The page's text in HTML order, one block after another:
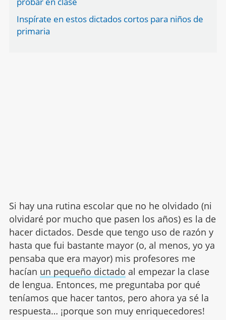
Inspírate en estos dictados cortos para niños de
primaria
Si hay una rutina escolar que no he olvidado (ni
olvidaré por mucho que pasen los años) es la de
hacer dictados. Desde que tengo uso de razón y
hasta que fui bastante mayor (o, al menos, yo ya
pensaba que era mayor) mis profesores me
hacían un pequeño dictado al empezar la clase
de lengua. Entonces, me preguntaba por qué
teníamos que hacer tantos, pero ahora ya sé la
respuesta… ¡porque son muy enriquecedores!